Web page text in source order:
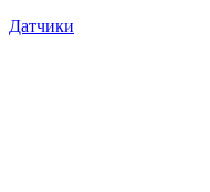
Датчики